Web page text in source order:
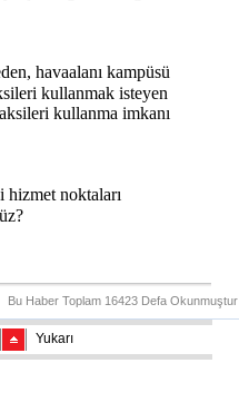
havaalanı kampüsü
kullanmak isteyen
kullanma imkanı
noktaları
Bu Haber Toplam 16423 Defa Okunmuştur
Yukarı